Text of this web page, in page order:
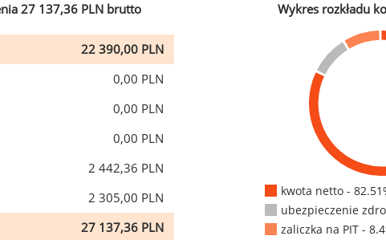
27 137,36 PLN brutto
22 390,00 PLN
0,00 PLN
0,00 PLN
0,00 PLN
2 442,36 PLN
2 305,00 PLN
27 137,36 PLN
Wykres rozkładu
kwota netto -
ubezpieczenie
zaliczka na PIT -